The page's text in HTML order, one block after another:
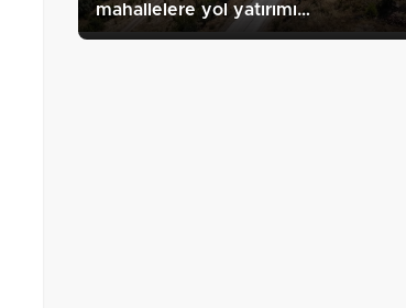
mahallelere yol yatırımı…